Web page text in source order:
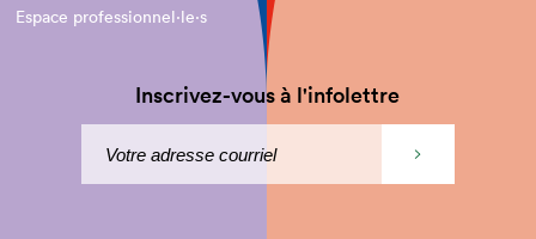
Espace professionnel·le⋅s
Inscrivez-vous à l'infolettre